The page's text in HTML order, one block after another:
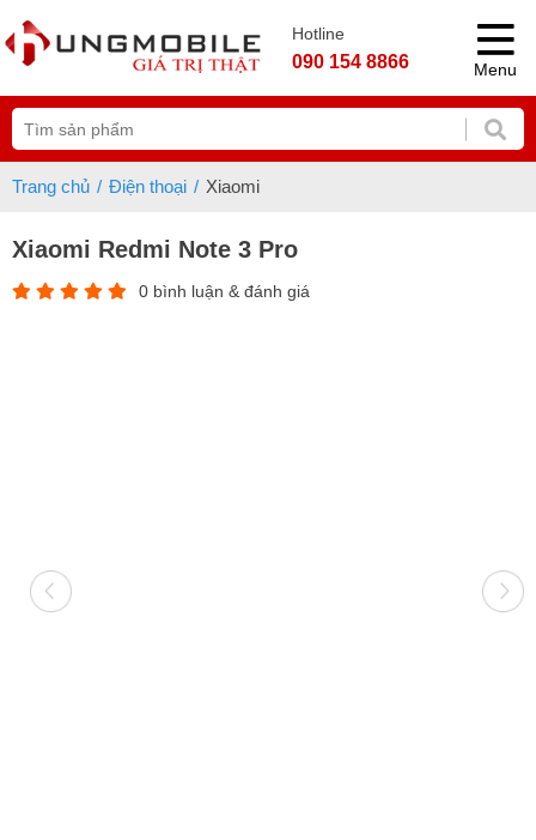
Hotline
090 154 8866 Menu
Trang chủ Điện thoại Xiaomi
Xiaomi Redmi Note 3 Pro
0 bình luận & đánh giá